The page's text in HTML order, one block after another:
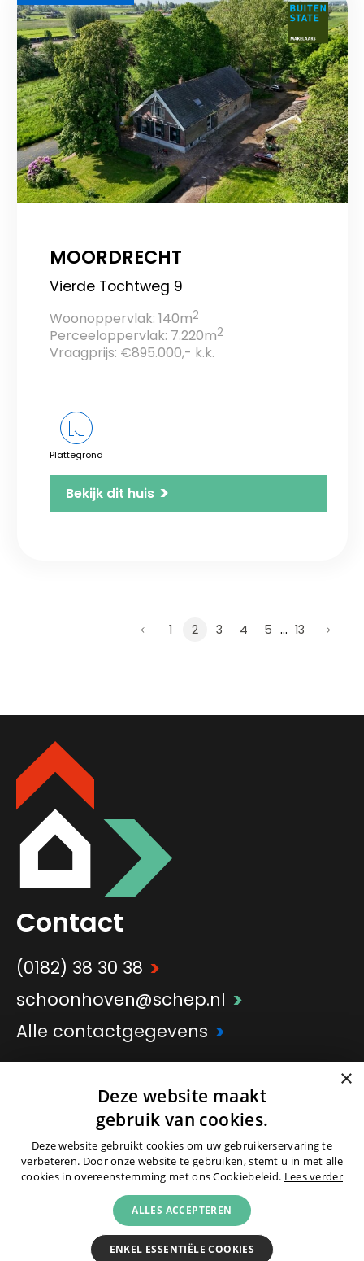
MOORDRECHT
Vierde Tochtweg 9
Woonoppervlak: 140m2
Perceeloppervlak: 7.220m2
Vraagprijs: €895.000,- k.k.
Plattegrond
Bekijk dit huis >
1 2 3 4 5 … 13
Contact
(0182) 38 30 38 >
schoonhoven@schep.nl >
Alle contactgegevens >
Onderdeel vanSchep Groep
Colofon|Partners|Cookies
Privacyverklaring|Voorwaarden
×
Deze website maakt
gebruik van cookies.
Deze website gebruikt cookies om uw gebruikerservaring te
verbeteren. Door onze website te gebruiken, stemt u in met alle
cookies in overeenstemming met ons Cookiebeleid. Lees verder
ALLES ACCEPTEREN
ENKEL ESSENTIËLE COOKIES